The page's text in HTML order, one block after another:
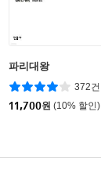
파리대왕
372건
11,700원 (10% 할인)